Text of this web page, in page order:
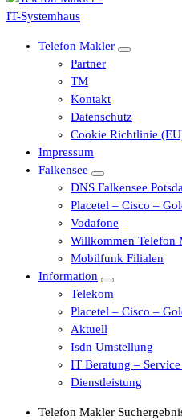
Telefon Makler
Partner
TM
Kontakt
Datenschutz
Cookie Richtlinie
Impressum
Falkensee
DNS Falkensee
Placetel – Cisco –
Vodafone
Willkommen Telefon
Mobilfunk Filialen
Information
Telekom
Placetel – Cisco –
Aktuell
Isdn Umstellung
IT Beratung –
Dienstleistung
Telefon Makler